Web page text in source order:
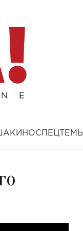
КИНОСПЕЦТЕМЫ